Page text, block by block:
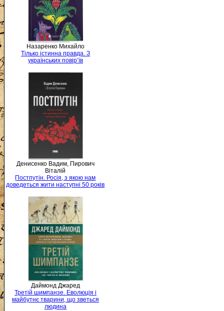
Назаренко Михайло
Тілько істинна правда. З
українських повір’їв
Денисенко Вадим, Пирович
Віталій
Постпутін. Росія, з якою нам
доведеться жити наступні 50 років
Даймонд Джаред
Третій шимпанзе. Еволюція і
майбутнє тварини, що зветься
людина